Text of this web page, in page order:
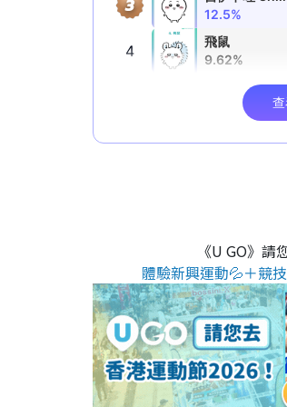
《U GO》請
體驗新興運動💦＋競